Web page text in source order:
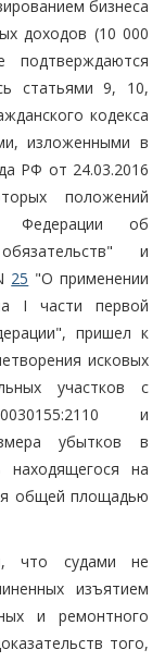
бизнеса
доходов (10 000
статьями 9, 10,
кодекса
изложенными в
РФ от 24.03.2016
положений
Федерации об
и
25 "О применении
I части первой
пришел к
исковых
участков с
и
убытков в
на
общей площадью
что судами не
изъятием
и ремонтного
того,